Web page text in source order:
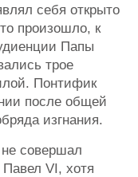
себя открыто
произошло, к
Папы
трое
Понтифик
после общей
изгнания.
совершал
VI, хотя